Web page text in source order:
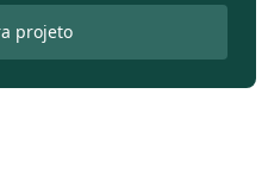
projeto